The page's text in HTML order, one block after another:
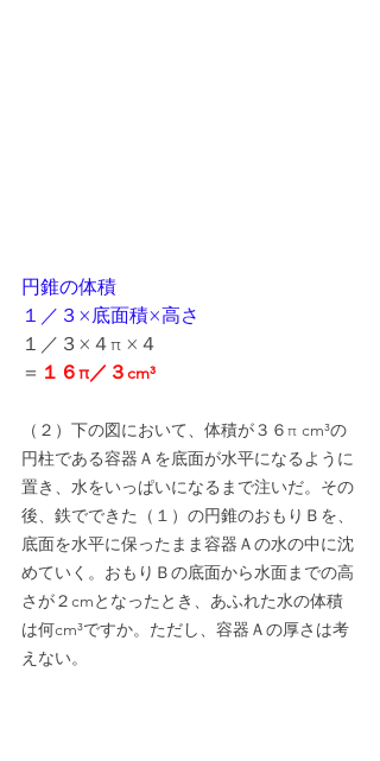
円錐の体積
１／３×底面積×高さ
１／３×４π ×４
＝ １６π／３cm³
（２）下の図において、体積が３６π cm³の
円柱である容器Ａを底面が水平になるように
置き、水をいっぱいになるまで注いだ。その
後、鉄でできた（１）の円錐のおもりＢを、
底面を水平に保ったまま容器Ａの水の中に沈
めていく。おもりＢの底面から水面までの高
さが２cmとなったとき、あふれた水の体積
は何cm³ですか。ただし、容器Ａの厚さは考
えない。